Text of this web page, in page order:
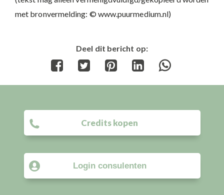
met bronvermelding: © www.puurmedium.nl)
Deel dit bericht op:
Share
Share
Share
Share
Credits kopen
Login consulenten